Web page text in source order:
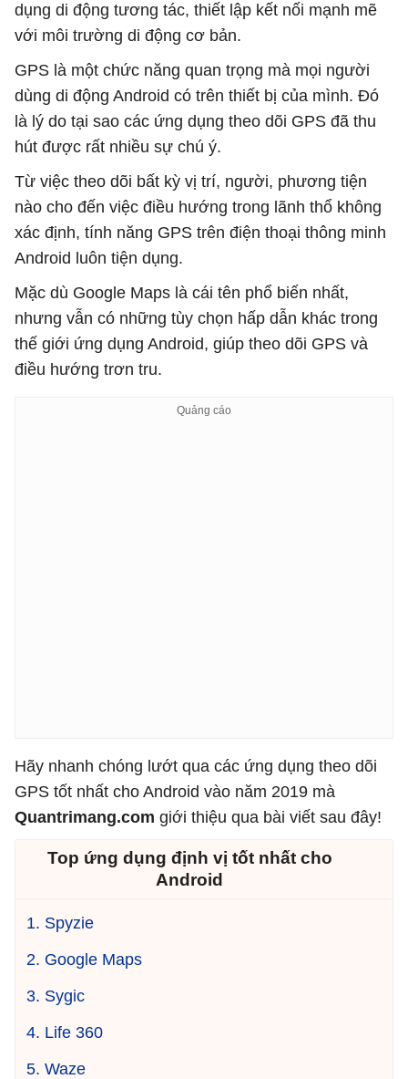
dụng di động tương tác, thiết lập kết nối mạnh mẽ
với môi trường di động cơ bản.
GPS là một chức năng quan trọng mà mọi người
dùng di động Android có trên thiết bị của mình. Đó
là lý do tại sao các ứng dụng theo dõi GPS đã thu
hút được rất nhiều sự chú ý.
Từ việc theo dõi bất kỳ vị trí, người, phương tiện
nào cho đến việc điều hướng trong lãnh thổ không
xác định, tính năng GPS trên điện thoại thông minh
Android luôn tiện dụng.
Mặc dù Google Maps là cái tên phổ biến nhất,
nhưng vẫn có những tùy chọn hấp dẫn khác trong
thế giới ứng dụng Android, giúp theo dõi GPS và
điều hướng trơn tru.
Hãy nhanh chóng lướt qua các ứng dụng theo dõi
GPS tốt nhất cho Android vào năm 2019 mà
Quantrimang.com giới thiệu qua bài viết sau đây!
Top ứng dụng định vị tốt nhất cho
Android
1. Spyzie
2. Google Maps
3. Sygic
4. Life 360
5. Waze